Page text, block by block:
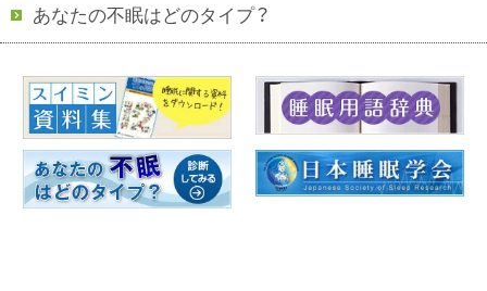
あなたの不眠はどのタイプ？